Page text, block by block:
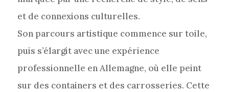
et de connexions culturelles.
Son parcours artistique commence sur toile,
puis s’élargit avec une expérience
professionnelle en Allemagne, où elle peint
sur des containers et des carrosseries. Cette